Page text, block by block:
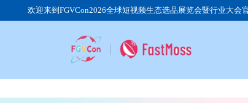
欢迎来到FGVCon2026全球短视频生态选品展览会暨行业大会